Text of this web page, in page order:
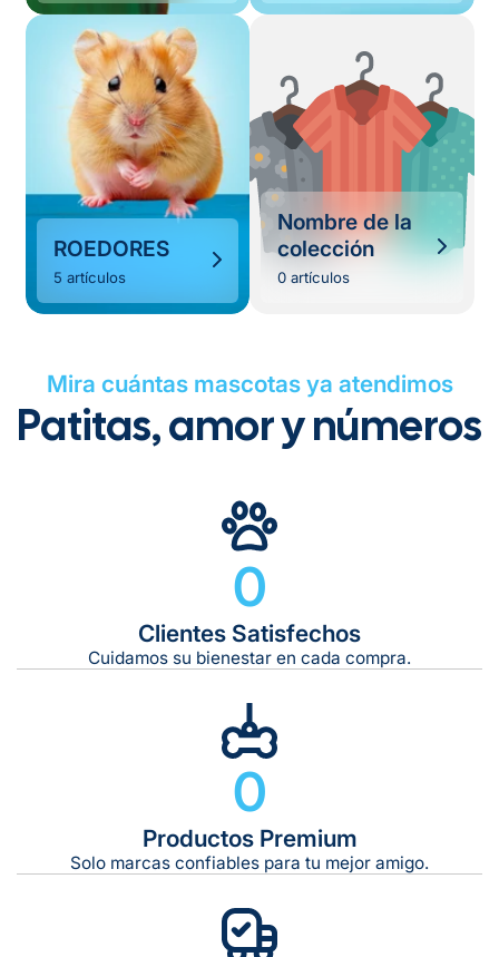
ROEDORES
5 artículos
Nombre de la
colección
0 artículos
Mira cuántas mascotas ya atendimos
Patitas, amor y números
0
Clientes Satisfechos
Cuidamos su bienestar en cada compra.
0
Productos Premium
Solo marcas confiables para tu mejor amigo.